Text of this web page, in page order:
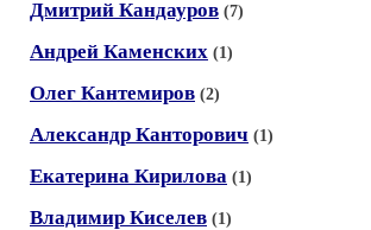
Дмитрий Кандауров (7)
Андрей Каменских (1)
Олег Кантемиров (2)
Александр Канторович (1)
Екатерина Кирилова (1)
Владимир Киселев (1)